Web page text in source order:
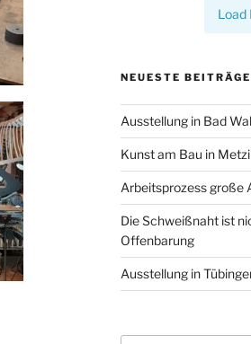
Load
NEUESTE BEITRÄGE
Ausstellung in Bad
Kunst am Bau in
Arbeitsprozess große
Die Schweißnaht ist
Offenbarung
Ausstellung in